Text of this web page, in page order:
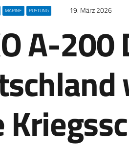
MARINE RÜSTUNG 19. März 2026
A-200